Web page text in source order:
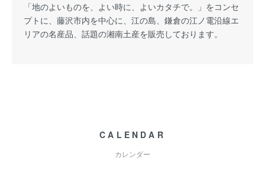
「地のよいものを、よい時に、よいカタチで。」をコンセ
プトに、藤沢市内を中心に、江の島、鎌倉の江ノ電沿線エ
リアの名産品、話題の湘南土産を販売しております。
CALENDAR
カレンダー